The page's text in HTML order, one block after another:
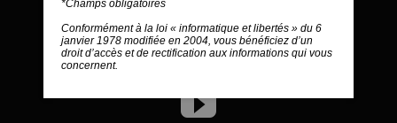
*Champs obligatoires
Conformément à la loi « informatique et libertés » du 6
janvier 1978 modifiée en 2004, vous bénéficiez d’un
droit d’accès et de rectification aux informations qui vous
concernent.